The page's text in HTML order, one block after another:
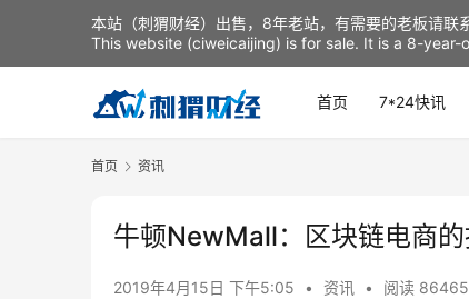
首页 7*24快讯
首页 资讯
牛顿NewMall：区块链电商
2019年4月15日 下午5:05 • 资讯 • 阅读 86465
本站（刺猬财经）出售，8年老站，有需要的老板请联
This website (ciweicaijing) is for sale. It is a 8-